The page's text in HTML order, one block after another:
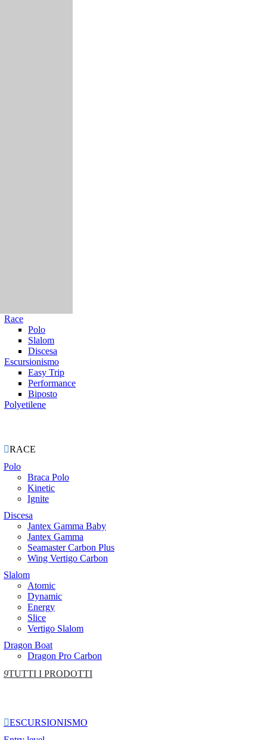
Race
Polo
Slalom
Discesa
Escursionismo
Easy Trip
Performance
Biposto
Polyetilene
RACE
Polo
Braca Polo
Kinetic
Ignite
Discesa
Jantex Gamma Baby
Jantex Gamma
Seamaster Carbon Plus
Wing Vertigo Carbon
Slalom
Atomic
Dynamic
Energy
Slice
Vertigo Slalom
Dragon Boat
Dragon Pro Carbon
9TUTTI I PRODOTTI
ESCURSIONISMO